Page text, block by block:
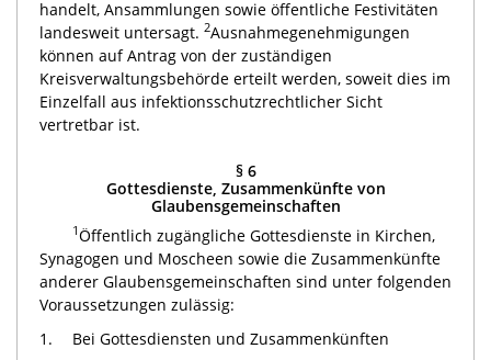
handelt, Ansammlungen sowie öffentliche Festivitäten
landesweit untersagt. 2Ausnahmegenehmigungen
können auf Antrag von der zuständigen
Kreisverwaltungsbehörde erteilt werden, soweit dies im
Einzelfall aus infektionsschutzrechtlicher Sicht
vertretbar ist.
§ 6
Gottesdienste, Zusammenkünfte von
Glaubensgemeinschaften
1Öffentlich zugängliche Gottesdienste in Kirchen,
Synagogen und Moscheen sowie die Zusammenkünfte
anderer Glaubensgemeinschaften sind unter folgenden
Voraussetzungen zulässig:
1.
Bei Gottesdiensten und Zusammenkünften